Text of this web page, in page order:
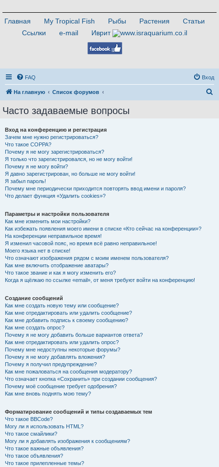
Главная My Tropical Fish Рыбы Растения
Статьи
Ссылки
e-mail Иврит
FAQ Вход
На главную Список форумов
Часто задаваемые вопросы
Вход на конференцию и регистрация
Зачем мне нужно регистрироваться?
Что такое COPPA?
Почему я не могу зарегистрироваться?
Я только что зарегистрировался, но не могу войти!
Почему я не могу войти?
Я давно зарегистрирован, но больше не могу войти!
Я забыл пароль!
Почему мне периодически приходится повторять ввод имени и пароля?
Что делает функция «Удалить cookies»?
Параметры и настройки пользователя
Как мне изменить мои настройки?
Как избежать появления моего имени в списке «Кто сейчас на конференции»?
На конференции неправильное время!
Я изменил часовой пояс, но время всё равно неправильное!
Моего языка нет в списке!
Что означают изображения рядом с моим именем пользователя?
Как мне включить отображение аватары?
Что такое звание и как я могу изменить его?
Когда я щёлкаю по ссылке «email», от меня требуют войти на конференцию!
Создание сообщений
Как мне создать новую тему или сообщение?
Как мне отредактировать или удалить сообщение?
Как мне добавить подпись к своему сообщению?
Как мне создать опрос?
Почему я не могу добавить больше вариантов ответа?
Как мне отредактировать или удалить опрос?
Почему мне недоступны некоторые форумы?
Почему я не могу добавлять вложения?
Почему я получил предупреждение?
Как мне пожаловаться на сообщения модератору?
Что означает кнопка «Сохранить» при создании сообщения?
Почему моё сообщение требует одобрения?
Как мне вновь поднять мою тему?
Форматирование сообщений и типы создаваемых тем
Что такое BBCode?
Могу ли я использовать HTML?
Что такое смайлики?
Могу ли я добавлять изображения к сообщениям?
Что такое важные объявления?
Что такое объявления?
Что такое прилепленные темы?